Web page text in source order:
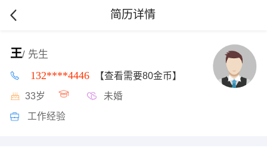
简历详情
王/ 先生
132****4446 【查看需要80金币】
33岁 未婚
工作经验